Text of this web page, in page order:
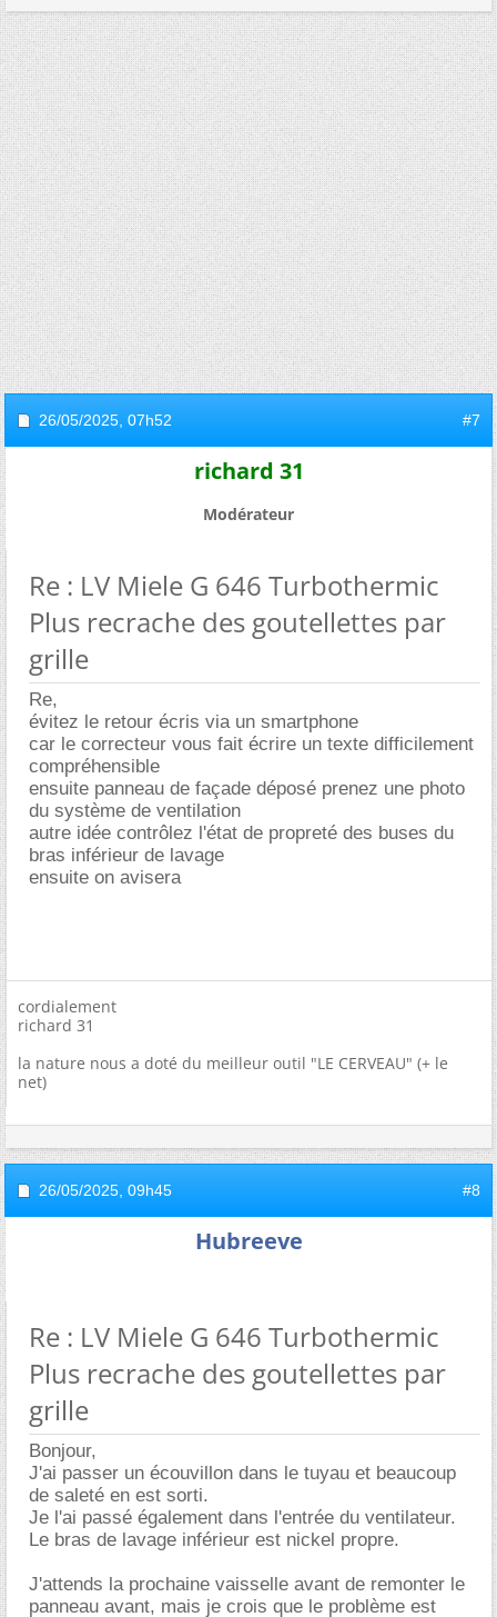
26/05/2025, 07h52 #7
richard 31
Modérateur
Re : LV Miele G 646 Turbothermic
Plus recrache des goutellettes par
grille
Re,
évitez le retour écris via un smartphone
car le correcteur vous fait écrire un texte difficilement
compréhensible
ensuite panneau de façade déposé prenez une photo
du système de ventilation
autre idée contrôlez l'état de propreté des buses du
bras inférieur de lavage
ensuite on avisera
cordialement
richard 31
la nature nous a doté du meilleur outil "LE CERVEAU" (+ le
net)
26/05/2025, 09h45 #8
Hubreeve
Re : LV Miele G 646 Turbothermic
Plus recrache des goutellettes par
grille
Bonjour,
J'ai passer un écouvillon dans le tuyau et beaucoup
de saleté en est sorti.
Je l'ai passé également dans l'entrée du ventilateur.
Le bras de lavage inférieur est nickel propre.
J'attends la prochaine vaisselle avant de remonter le
panneau avant, mais je crois que le problème est